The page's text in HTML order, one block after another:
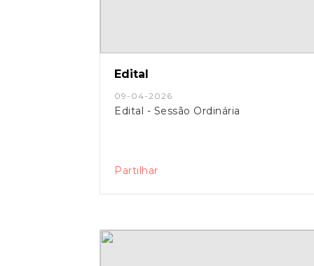
Edital
09-04-2026
Edital - Sessão Ordinária
Partilhar